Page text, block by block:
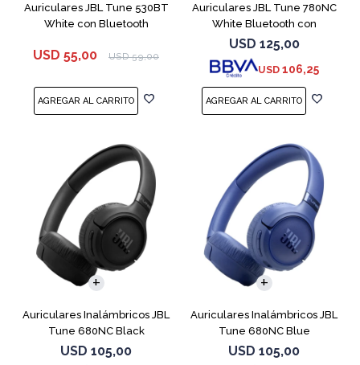
Auriculares JBL Tune 530BT
White con Bluetooth
USD 55,00 USD 59,00
Auriculares JBL Tune 780NC
White Bluetooth con
Micrófono
USD 125,00
USD 106,25
Auriculares Inalámbricos JBL
Tune 680NC Black
USD 105,00
Auriculares Inalámbricos JBL
Tune 680NC Blue
USD 105,00